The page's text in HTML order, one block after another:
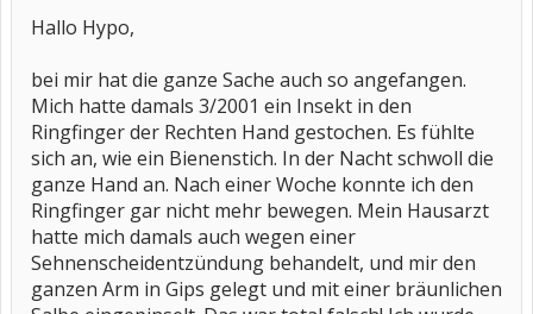
Hallo Hypo,
bei mir hat die ganze Sache auch so angefangen.
Mich hatte damals 3/2001 ein Insekt in den
Ringfinger der Rechten Hand gestochen. Es fühlte
sich an, wie ein Bienenstich. In der Nacht schwoll die
ganze Hand an. Nach einer Woche konnte ich den
Ringfinger gar nicht mehr bewegen. Mein Hausarzt
hatte mich damals auch wegen einer
Sehnenscheidentzündung behandelt, und mir den
ganzen Arm in Gips gelegt und mit einer bräunlichen